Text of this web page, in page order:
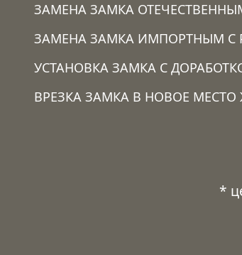
ЗАМЕНА ЗАМКА
ЗАМЕНА ЗАМКА ИМПОРТНЫМ С
УСТАНОВКА ЗАМКА C
ВРЕЗКА ЗАМКА В НОВОЕ
*